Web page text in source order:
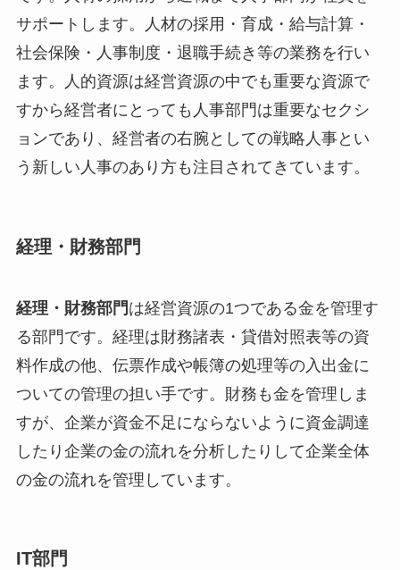
サポートします。人材の採用・育成・給与計算・
社会保険・人事制度・退職手続き等の業務を行い
ます。人的資源は経営資源の中でも重要な資源で
すから経営者にとっても人事部門は重要なセクシ
ョンであり、経営者の右腕としての戦略人事とい
う新しい人事のあり方も注目されてきています。
経理・財務部門
経理・財務部門 は経営資源の1つである金を管理す
る部門です。経理は財務諸表・貸借対照表等の資
料作成の他、伝票作成や帳簿の処理等の入出金に
ついての管理の担い手です。財務も金を管理しま
すが、企業が資金不足にならないように資金調達
したり企業の金の流れを分析したりして企業全体
の金の流れを管理しています。
IT部門